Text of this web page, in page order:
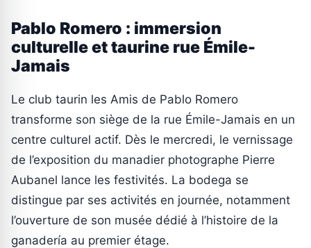
Pablo Romero : immersion
culturelle et taurine rue Émile-
Jamais
Le club taurin les Amis de Pablo Romero
transforme son siège de la rue Émile-Jamais en un
centre culturel actif. Dès le mercredi, le vernissage
de l’exposition du manadier photographe Pierre
Aubanel lance les festivités. La bodega se
distingue par ses activités en journée, notamment
l’ouverture de son musée dédié à l’histoire de la
ganadería au premier étage.